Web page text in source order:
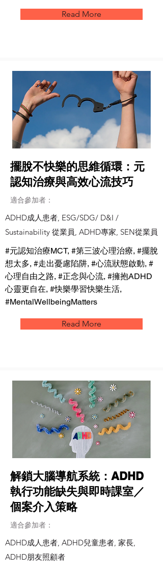
Read More
擺脫不快樂的思維循環：元
認知治療與高效心流技巧
適合參加者：
ADHD成人患者, ESG/SDG/ D&I /
Sustainability 從業員, ADHD專家, SEN從業員
#元認知治療MCT, #第三波心理治療, #擺脫
想太多, #走出憂慮陷阱, #心流狀態啟動, #
心理自由之路, #正念與心流, #擁抱ADHD
心靈更自在, #快樂學習快樂生活,
#MentalWellbeingMatters
Read More
解鎖大腦導航系統：ADHD
執行功能缺失與即時課室／
個案介入策略
適合參加者：
ADHD成人患者, ADHD兒童患者, 家長,
ADHD朋友照顧者